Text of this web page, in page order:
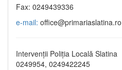
Fax: 0249439336
e-mail: office@primariaslatina.ro
Intervenții Poliția Locală Slatina
0249954, 0249422245